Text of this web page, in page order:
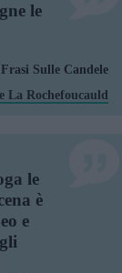
le
Frasi Sulle Candele
La Rochefoucauld
le
è
e